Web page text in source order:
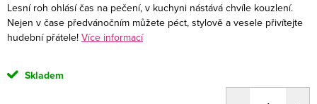
Lesní roh ohlásí čas na pečení, v kuchyni nástává chvíle kouzlení.
Nejen v čase předvánočním můžete péct, stylově a vesele přivítejte
hudební přátele! Více informací
Skladem